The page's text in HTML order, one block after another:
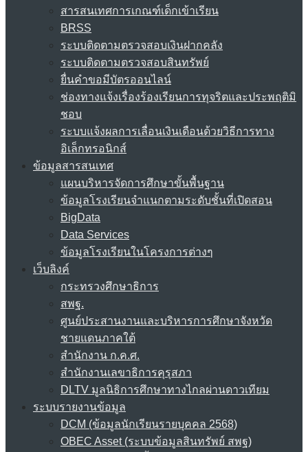
สารสนเทศการเกณฑ์เด็กเข้าเรียน
BRSS
ระบบติดตามตรวจสอบเงินฝากคลัง
ระบบติดตามตรวจสอบสินทรัพย์
ยื่นคำขอมีบัตรออนไลน์
ช่องทางแจ้งเรื่องร้องเรียนการทุจริตและประพฤติมิ
ชอบ
ระบบแจ้งผลการเลื่อนเงินเดือนด้วยวิธีการทาง
อิเล็กทรอนิกส์
ข้อมูลสารสนเทศ
แผนบริหารจัดการศึกษาขั้นพื้นฐาน
ข้อมูลโรงเรียนจำแนกตามระดับชั้นที่เปิดสอน
BigData
Data Services
ข้อมูลโรงเรียนในโครงการต่างๆ
เว็บลิงค์
กระทรวงศึกษาธิการ
สพฐ.
ศูนย์ประสานงานและบริหารการศึกษาจังหวัด
ชายแดนภาคใต้
สำนักงาน ก.ค.ศ.
สำนักงานเลขาธิการคุรุสภา
DLTV มูลนิธิการศึกษาทางไกลผ่านดาวเทียม
ระบบรายงานข้อมูล
DCM (ข้อมูลนักเรียนรายบุคคล 2568)
OBEC Asset (ระบบข้อมูลสินทรัพย์ สพฐ)